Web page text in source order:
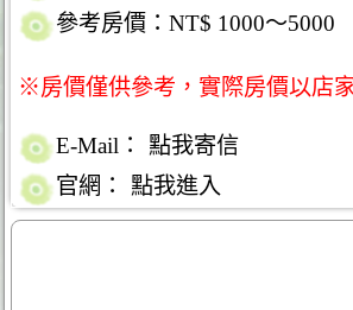
參考房價：NT$ 1000～5000
※房價僅供參考，實際房價以店
E-Mail：
點我寄信
官網：
點我進入